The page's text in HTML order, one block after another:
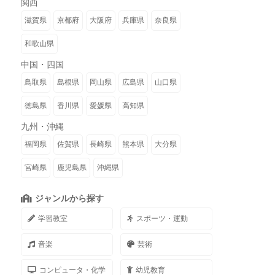
関西
滋賀県 京都府 大阪府 兵庫県 奈良県
和歌山県
中国・四国
鳥取県 島根県 岡山県 広島県 山口県
徳島県 香川県 愛媛県 高知県
九州・沖縄
福岡県 佐賀県 長崎県 熊本県 大分県
宮崎県 鹿児島県 沖縄県
ジャンルから探す
学習教室 スポーツ・運動
音楽 芸術
コンピュータ・化学 幼児教育